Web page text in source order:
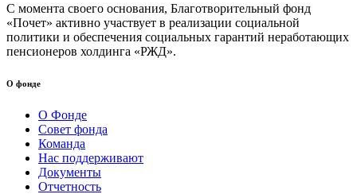
С момента своего основания, Благотворительный фонд
«Почет» активно участвует в реализации социальной
политики и обеспечения социальных гарантий неработающих
пенсионеров холдинга «РЖД».
О фонде
О Фонде
Совет фонда
Команда
Нас поддерживают
Документы
Отчетность